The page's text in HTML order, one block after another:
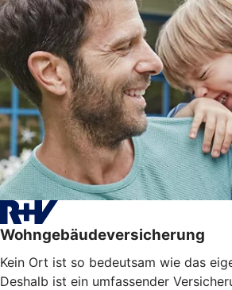
Wohngebäudeversicherung
Kein Ort ist so bedeutsam wie das
Deshalb ist ein umfassender